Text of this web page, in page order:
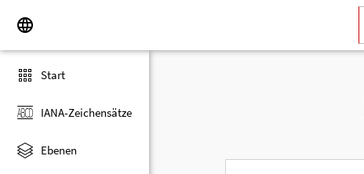
Start
IANA-Zeichensätze
Ebenen